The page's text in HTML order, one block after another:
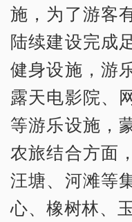
施，为了游客
陆续建设完成
健身设施，游
露天电影院、
等游乐设施，
农旅结合方面
汪塘、河滩等
心、橡树林、